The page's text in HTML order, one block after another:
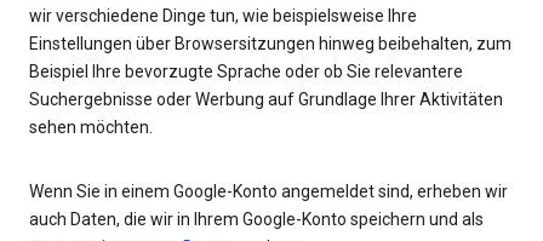
wir verschiedene Dinge tun, wie beispielsweise Ihre
Einstellungen über Browsersitzungen hinweg beibehalten, zum
Beispiel Ihre bevorzugte Sprache oder ob Sie relevantere
Suchergebnisse oder Werbung auf Grundlage Ihrer Aktivitäten
sehen möchten.
Wenn Sie in einem Google-Konto angemeldet sind, erheben wir
auch Daten, die wir in Ihrem Google-Konto speichern und als